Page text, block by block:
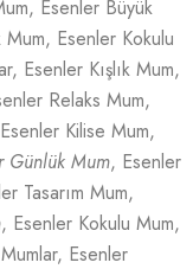
Esenler Büyük
Esenler Kokulu
Esenler Kışlık Mum,
Relaks Mum,
Kilise Mum,
Günlük Mum, Esenler
Tasarım Mum,
, Esenler Kokulu Mum,
Esenler